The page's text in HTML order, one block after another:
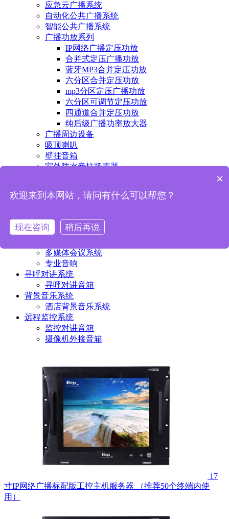
应急云广播系统
自动化公共广播系统
智能公共广播系统
广播功放系列
IP网络广播定压功放
合并式定压广播功放
蓝牙MP3合并定压功放
六分区合并定压功放
mp3分区定压广播功放
六分区可调节定压功放
四通道合并定压功放
纯后级广播功率放大器
广播周边设备
吸顶喇叭
壁挂音箱
室外防水音柱扬声器
消防广播定压功放
消防广播调音开关
会议系统
多媒体会议系统
专业音响
寻呼对讲系统
寻呼对讲音箱
背景音乐系统
酒店背景音乐系统
远程监控系统
监控对讲音箱
摄像机外接音箱
17
寸IP网络广播标配版工控主机服务器 （推荐50个终端内使
用）
×
欢迎来到本网站，请问有什么可以帮您？
现在咨询 稍后再说